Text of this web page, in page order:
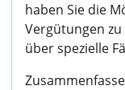
haben Sie die
Vergütungen
über spezielle